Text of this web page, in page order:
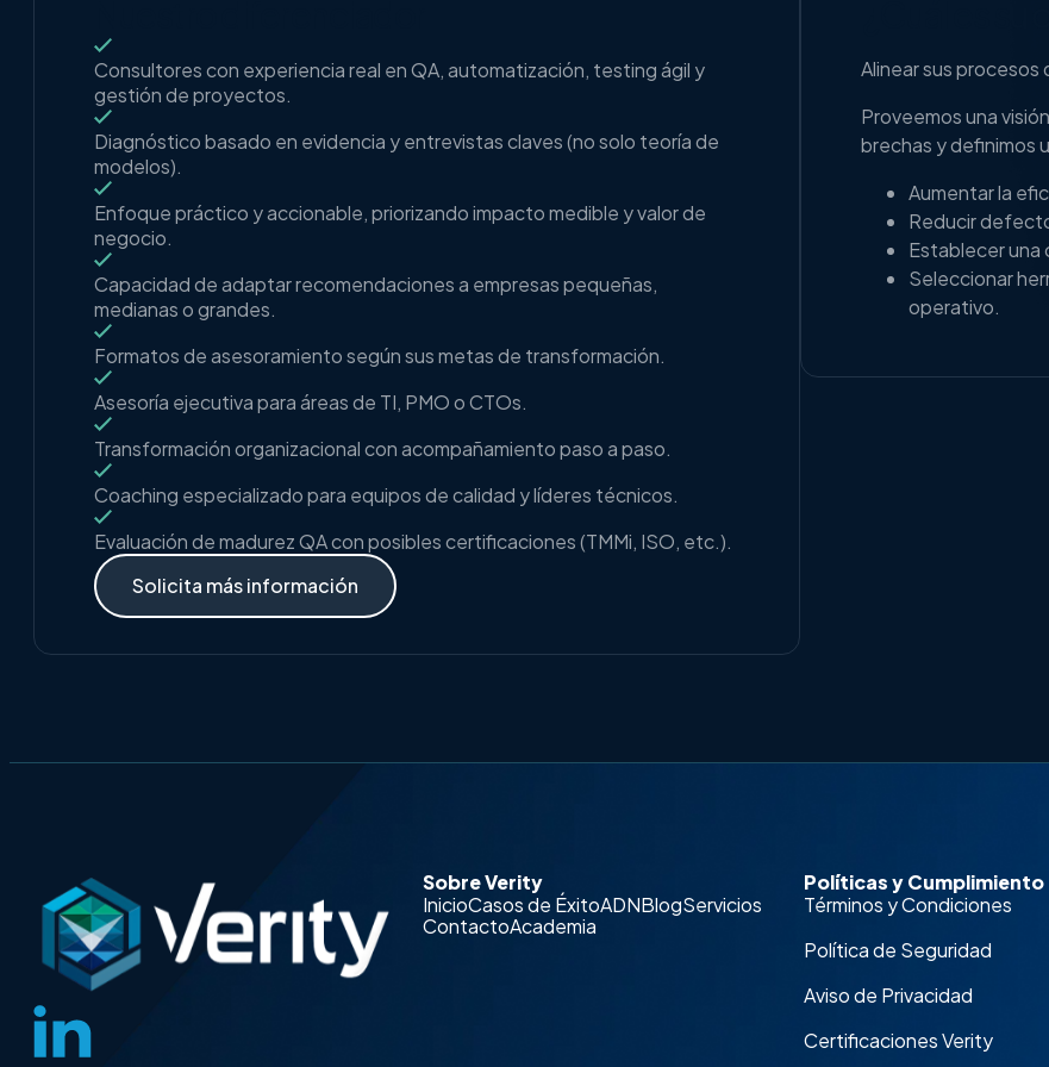
Consultores con experiencia real en QA, automatización, testing ágil y
gestión de proyectos.
Diagnóstico basado en evidencia y entrevistas claves (no solo teoría de
modelos).
Enfoque práctico y accionable, priorizando impacto medible y valor de
negocio.
Capacidad de adaptar recomendaciones a empresas pequeñas,
medianas o grandes.
Formatos de asesoramiento según sus metas de transformación.
Asesoría ejecutiva para áreas de TI, PMO o CTOs.
Transformación organizacional con acompañamiento paso a paso.
Coaching especializado para equipos de calidad y líderes técnicos.
Evaluación de madurez QA con posibles certificaciones (TMMi, ISO, etc.).
Solicita más información
Alinear sus
Proveemos una
brechas y definimos
Aumentar la
Reducir
Establecer una
Seleccionar
operativo.
Sobre Verity
InicioCasos de ÉxitoADNBlogServicios
ContactoAcademia
Políticas y Cumplimiento
Términos y Condiciones
Política de Seguridad
Aviso de Privacidad
Certificaciones Verity